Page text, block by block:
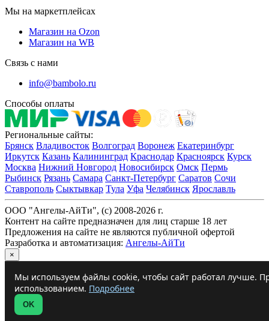
Мы на маркетплейсах
Магазин на Ozon
Магазин на WB
Связь с нами
info@bambolo.ru
Способы оплаты
Региональные сайты:
Брянск Владивосток Волгоград Воронеж Екатеринбург
Иркутск Казань Калининград Краснодар Красноярск Курск
Москва Нижний Новгород Новосибирск Омск Пермь
Рыбинск Рязань Самара Санкт-Петербург Саратов Сочи
Ставрополь Сыктывкар Тула Уфа Челябинск Ярославль
ООО "Ангелы-АйТи", (c) 2008-2026 г.
Контент на сайте предназначен для лиц старше 18 лет
Предложения на сайте не являются публичной офертой
Разработка и автоматизация: Ангелы-АйТи
×
Мы используем файлы cookie, чтобы сайт работал лучше.
использованием. Подробнее
OK